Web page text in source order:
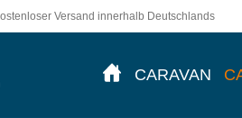
Versand innerhalb Deutschlands
CARAVAN